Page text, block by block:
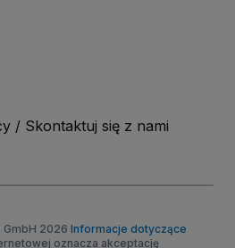
/ Skontaktuj się z nami
2026 Informacje dotyczące
oznacza akceptację